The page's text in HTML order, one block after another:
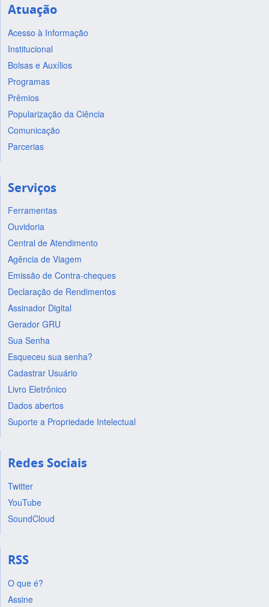
Atuação
Acesso à Informação
Institucional
Bolsas e Auxílios
Programas
Prêmios
Popularização da Ciência
Comunicação
Parcerias
Serviços
Ferramentas
Ouvidoria
Central de Atendimento
Agência de Viagem
Emissão de Contra-cheques
Declaração de Rendimentos
Assinador Digital
Gerador GRU
Sua Senha
Esqueceu sua senha?
Cadastrar Usuário
Livro Eletrônico
Dados abertos
Suporte a Propriedade Intelectual
Redes Sociais
Twitter
YouTube
SoundCloud
RSS
O que é?
Assine